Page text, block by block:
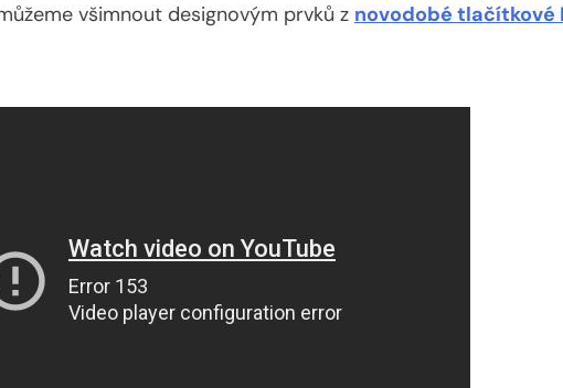
všimnout designovým prvků z novodobé tlačítkové